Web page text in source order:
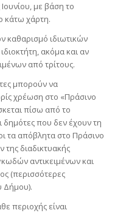
με βάση το
κάτω χάρτη.
καθαρισμό ιδιωτικών
ακόμα και αν
από τρίτους.
μπορούν να
χρέωση στο «Πράσινο
πίσω από το
δημότες που δεν έχουν τη
τα απόβλητα στο Πράσινο
διαδικτυακής
αντικειμένων και
(περισσότερες
Δήμου).
περιοχής είναι